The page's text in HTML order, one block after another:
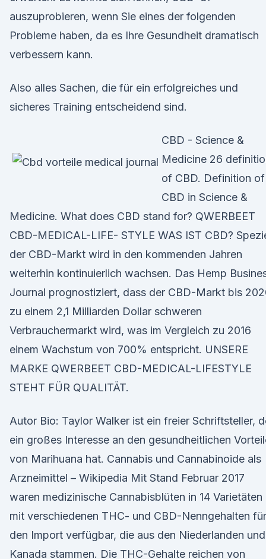
auszuprobieren, wenn Sie eines der folgenden
Probleme haben, da es Ihre Gesundheit dramatisch
verbessern kann.
Also alles Sachen, die für ein erfolgreiches und
sicheres Training entscheidend sind.
CBD - Science &
Medicine 26
of CBD. Definition of
CBD in Science &
Medicine. What does CBD stand for? QWERBEET
CBD-MEDICAL-LIFE- STYLE WAS IST CBD?
der CBD-Markt wird in den kommenden Jahren
weiterhin kontinuierlich wachsen. Das Hemp
Journal prognostiziert, dass der CBD-Markt bis
zu einem 2,1 Milliarden Dollar schweren
Verbrauchermarkt wird, was im Vergleich zu 2016
einem Wachstum von 700% entspricht. UNSERE
MARKE QWERBEET CBD-MEDICAL-LIFESTYLE
STEHT FÜR QUALITÄT.
Autor Bio: Taylor Walker ist ein freier Schriftsteller,
ein großes Interesse an den gesundheitlichen
von Marihuana hat. Cannabis und Cannabinoide als
Arzneimittel – Wikipedia Mit Stand Februar 2017
waren medizinische Cannabisblüten in 14 Varietäten
mit verschiedenen THC- und CBD-Nenngehalten für
den Import verfügbar, die aus den Niederlanden und
Kanada stammen. Die THC-Gehalte reichen von